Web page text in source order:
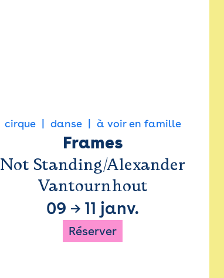
cirque danse à voir en famille
Frames
Not Standing/Alexander
Vantournhout
09 → 11 janv.
Réserver